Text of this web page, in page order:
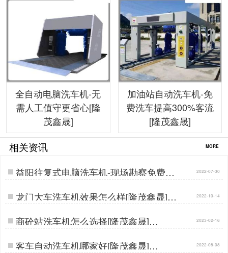
全自动电脑洗车机-无
需人工值守更省心[隆
茂鑫晟]
加油站自动洗车机-免
费洗车提高300%客流
[隆茂鑫晟]
相关资讯 MORE
益阳往复式电脑洗车机-现场勘察免费定
制[隆茂鑫晟]…
2022-07-30
龙门大车洗车机效果怎么样[隆茂鑫晟]… 2022-10-14
商砼站洗车机怎么选择[隆茂鑫晟]… 2023-02-16
客车自动洗车机哪家好[隆茂鑫晟]… 2022-08-08